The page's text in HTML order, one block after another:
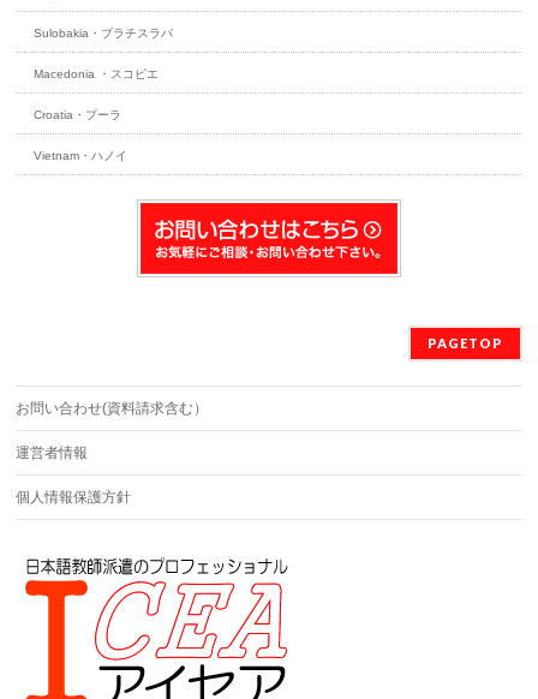
Sulobakia・ブラチスラバ
Macedonia ・スコピエ
Croatia・プーラ
Vietnam・ハノイ
PAGETOP
お問い合わせ(資料請求含む）
運営者情報
個人情報保護方針